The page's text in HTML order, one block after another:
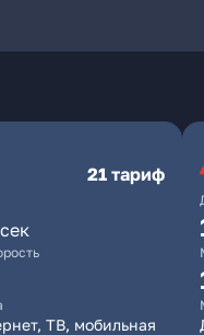
21 тариф
ТВ, мобильная